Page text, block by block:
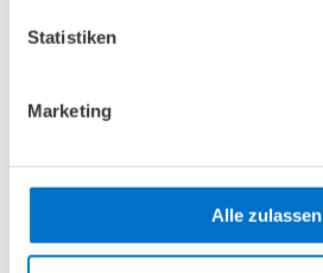
Statistiken
Marketing
Alle zulassen
Seeger kennen.